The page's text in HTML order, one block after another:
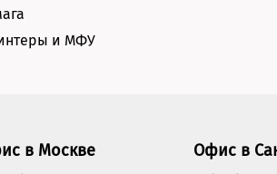
и МФУ
в Москве Офис в